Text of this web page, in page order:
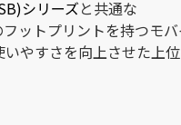
シリーズと共通な
ットプリントを持つモ
やすさを向上させた上